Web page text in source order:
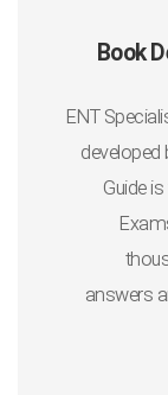
Book
ENT
Guide
answers